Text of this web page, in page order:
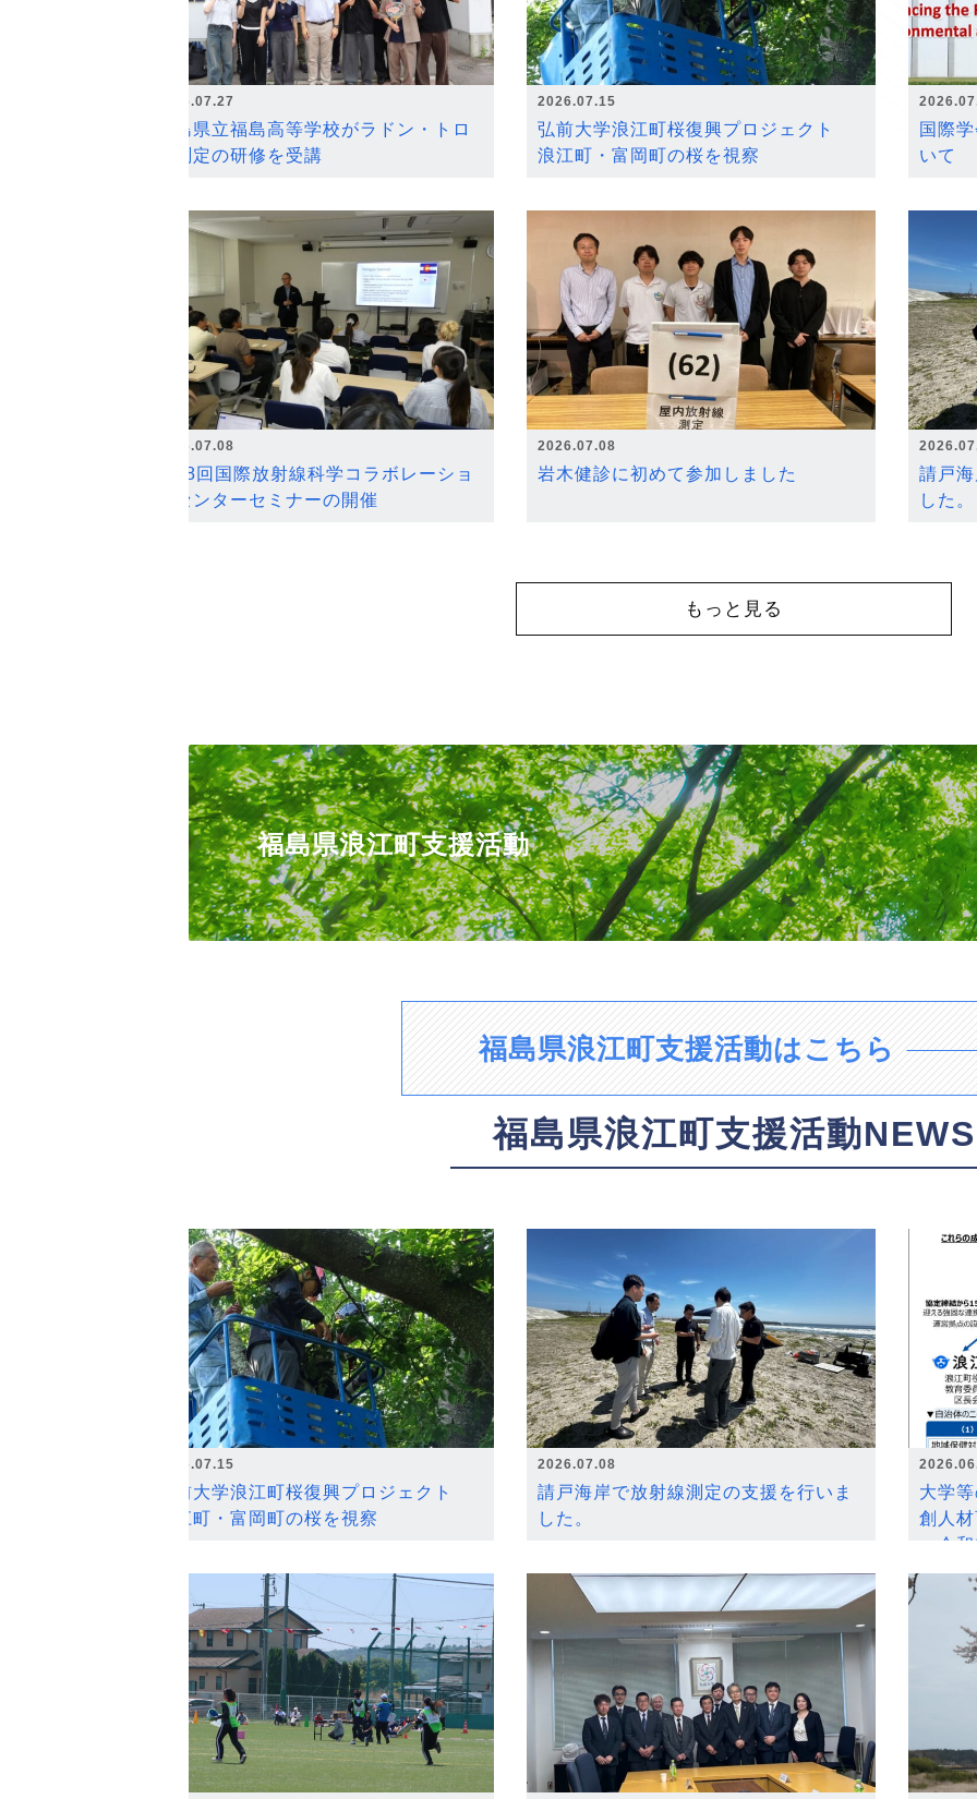
2026.07.27
福島県立福島高等学校がラドン・トロ
ン測定の研修を受講
2026.07.15
弘前大学浪江町桜復興プロジェクト
浪江町・富岡町の桜を視察
国際
いて
2026.07.08
第18回国際放射線科学コラボレーショ
ンセンターセミナーの開催
2026.07.08
岩木健診に初めて参加しました
請戸
した。
もっと見る
福島県浪江町支援活動
福島県浪江町支援活動はこちら
福島県浪江町支援活動NEWS
2026.07.15
弘前大学浪江町桜復興プロジェクト
浪江町・富岡町の桜を視察
2026.07.08
請戸海岸で放射線測定の支援を行いま
した。
大学
創人
～令